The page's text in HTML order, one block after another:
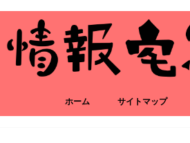
ホーム サイトマップ